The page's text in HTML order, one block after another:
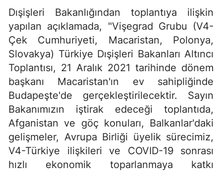
Dışişleri Bakanlığından toplantıya ilişkin
yapılan açıklamada, "Vişegrad Grubu (V4-
Çek Cumhuriyeti, Macaristan, Polonya,
Slovakya) Türkiye Dışişleri Bakanları Altıncı
Toplantısı, 21 Aralık 2021 tarihinde dönem
başkanı Macaristan'ın ev sahipliğinde
Budapeşte'de gerçekleştirilecektir. Sayın
Bakanımızın iştirak edeceği toplantıda,
Afganistan ve göç konuları, Balkanlar'daki
gelişmeler, Avrupa Birliği üyelik sürecimiz,
V4-Türkiye ilişkileri ve COVID-19 sonrası
hızlı ekonomik toparlanmaya katkı